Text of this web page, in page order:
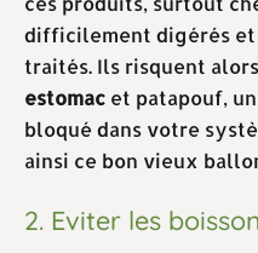
difficilement digérés et
traités. Ils risquent
estomac et patapouf,
bloqué dans votre
ainsi ce bon vieux
2. Eviter les